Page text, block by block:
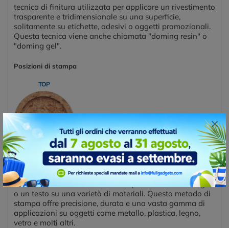
×
tecnica di finitura utilizzata per applicare un rivestimento
trasparente e tridimensionale su una superficie,
solitamente su etichette, adesivi o oggetti promozionali.
Questa tecnica viene anche chiamata "doming resin" o
"doming gel".
Posizioni di stampa
TOP
INCISIONE LASER
La stampa a incisione laser è una tecnica di marcatura o
decorazione che utilizza un laser per incidere un design
o un testo su una varietà di materiali. Questo metodo di
stampa offre precisione, durata e una vasta gamma di
applicazioni su oggetti come metallo, plastica, legno,
vetro e molti altri.